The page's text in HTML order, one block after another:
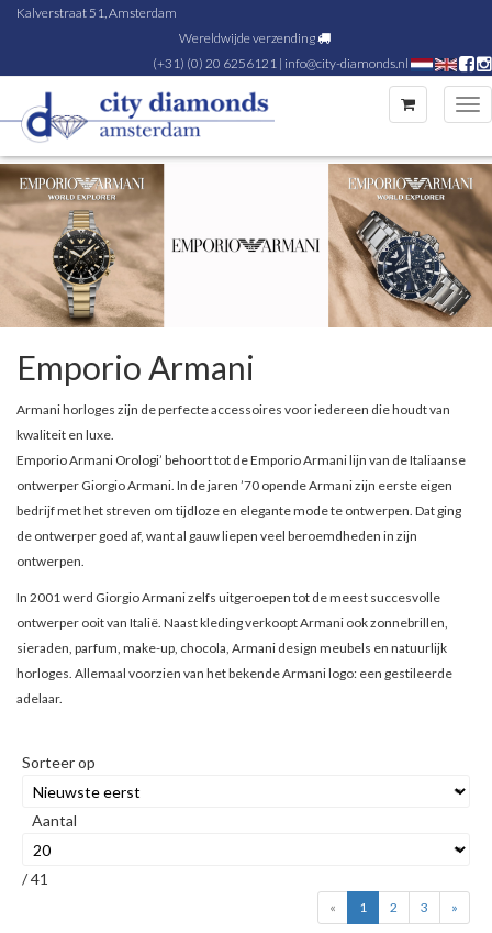
Kalverstraat 51, Amsterdam
Wereldwijde verzending
(+31) (0) 20 6256121 | info@city-diamonds.nl
Emporio Armani
Armani horloges zijn de perfecte accessoires voor iedereen die houdt van
kwaliteit en luxe.
Emporio Armani Orologi’ behoort tot de Emporio Armani lijn van de Italiaanse
ontwerper Giorgio Armani. In de jaren ’70 opende Armani zijn eerste eigen
bedrijf met het streven om tijdloze en elegante mode te ontwerpen. Dat ging
de ontwerper goed af, want al gauw liepen veel beroemdheden in zijn
ontwerpen.
In 2001 werd Giorgio Armani zelfs uitgeroepen tot de meest succesvolle
ontwerper ooit van Italië. Naast kleding verkoopt Armani ook zonnebrillen,
sieraden, parfum, make-up, chocola, Armani design meubels en natuurlijk
horloges. Allemaal voorzien van het bekende Armani logo: een gestileerde
adelaar.
Sorteer op
Aantal
/ 41
« 1 2 3 »